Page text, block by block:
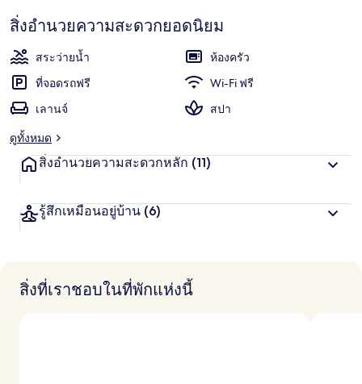
เข้า
ชอบ
ค
แ
น
น
สู
ง
จ
า
า
ง
สิ่งอำนวยความสะดวกยอดนิยม
สระว่ายน้ำ
ห้องครัว
ที่จอดรถฟรี
Wi-Fi ฟรี
เลานจ์
สปา
ดูทั้งหมด
สิ่งอำนวยความสะดวกหลัก (11)
รู้สึกเหมือนอยู่บ้าน (6)
สิ่งที่เราชอบในที่พักแห่งนี้